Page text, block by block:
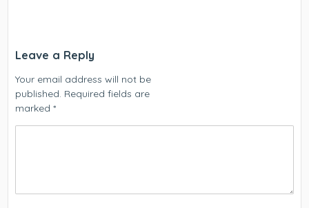
Leave a Reply
Your email address will not be
published. Required fields are
marked*